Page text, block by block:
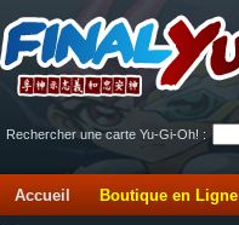
Rechercher une carte Yu-Gi-Oh! :
Accueil Boutique en Ligne